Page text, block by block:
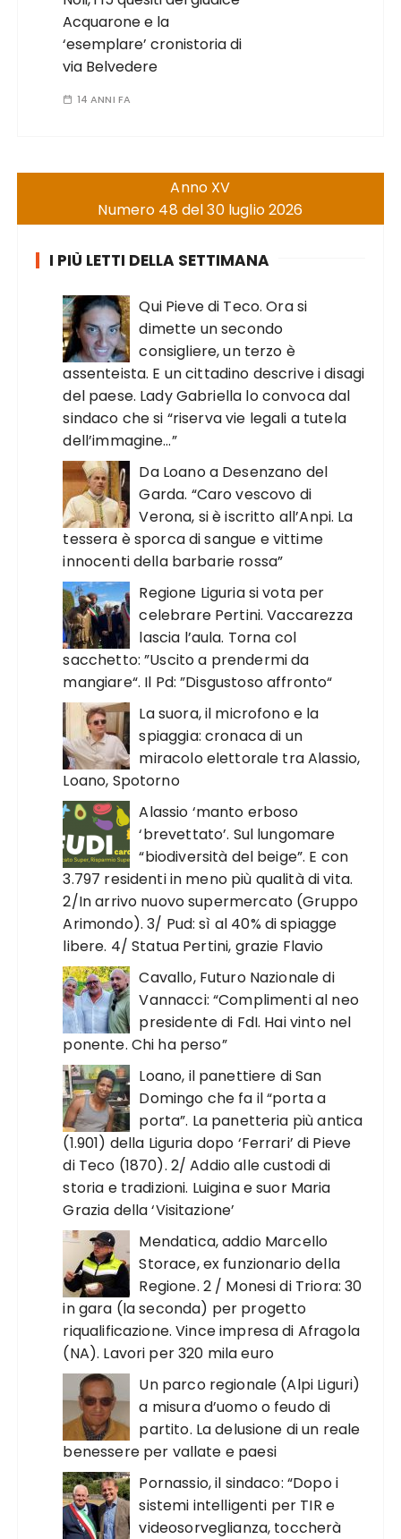
Acquarone e la
‘esemplare’ cronistoria di
via Belvedere
14 ANNI FA
Anno XV
Numero 48 del 30 luglio 2026
I PIÙ LETTI DELLA SETTIMANA
Qui Pieve di Teco. Ora si
dimette un secondo
consigliere, un terzo è
assenteista. E un cittadino descrive i disagi
del paese. Lady Gabriella lo convoca dal
sindaco che si “riserva vie legali a tutela
dell’immagine…”
Da Loano a Desenzano del
Garda. “Caro vescovo di
Verona, si è iscritto all’Anpi. La
tessera è sporca di sangue e vittime
innocenti della barbarie rossa”
Regione Liguria si vota per
celebrare Pertini. Vaccarezza
lascia l’aula. Torna col
sacchetto: ”Uscito a prendermi da
mangiare“. Il Pd: ”Disgustoso affronto“
La suora, il microfono e la
spiaggia: cronaca di un
miracolo elettorale tra Alassio,
Loano, Spotorno
Alassio ‘manto erboso
‘brevettato’. Sul lungomare
“biodiversità del beige”. E con
3.797 residenti in meno più qualità di vita.
2/In arrivo nuovo supermercato (Gruppo
Arimondo). 3/ Pud: sì al 40% di spiagge
libere. 4/ Statua Pertini, grazie Flavio
Cavallo, Futuro Nazionale di
Vannacci: “Complimenti al neo
presidente di FdI. Hai vinto nel
ponente. Chi ha perso”
Loano, il panettiere di San
Domingo che fa il “porta a
porta”. La panetteria più antica
(1.901) della Liguria dopo ‘Ferrari’ di Pieve
di Teco (1870). 2/ Addio alle custodi di
storia e tradizioni. Luigina e suor Maria
Grazia della ‘Visitazione’
Mendatica, addio Marcello
Storace, ex funzionario della
Regione. 2 / Monesi di Triora: 30
in gara (la seconda) per progetto
riqualificazione. Vince impresa di Afragola
(NA). Lavori per 320 mila euro
Un parco regionale (Alpi Liguri)
a misura d’uomo o feudo di
partito. La delusione di un reale
benessere per vallate e paesi
Pornassio, il sindaco: “Dopo i
sistemi intelligenti per TIR e
videosorveglianza, toccherà